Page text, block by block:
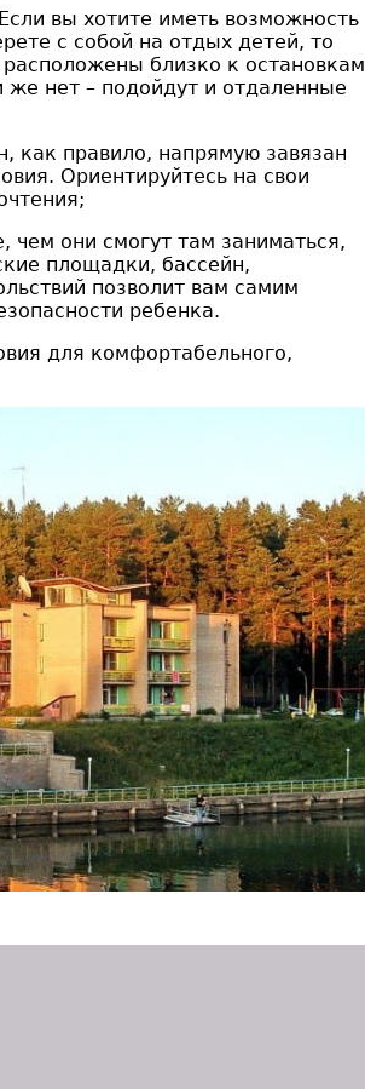
вы хотите иметь возможность
с собой на отдых детей, то
близко к остановкам
же нет – подойдут и отдаленные
как правило, напрямую завязан
Ориентируйтесь на свои
чем они смогут там заниматься,
площадки, бассейн,
позволит вам самим
ребенка.
для комфортабельного,